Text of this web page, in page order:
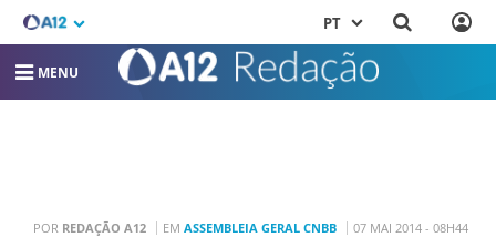
PT
MENU
POR REDAÇÃO A12 EM ASSEMBLEIA GERAL CNBB 07 MAI 2014 - 08H44